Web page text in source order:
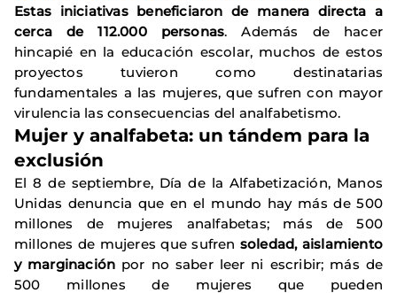
Estas iniciativas beneficiaron de manera directa a
cerca de 112.000 personas. Además de hacer
hincapié en la educación escolar, muchos de estos
proyectos tuvieron como destinatarias
fundamentales a las mujeres, que sufren con mayor
virulencia las consecuencias del analfabetismo.
Mujer y analfabeta: un tándem para la
exclusión
El 8 de septiembre, Día de la Alfabetización, Manos
Unidas denuncia que en el mundo hay más de 500
millones de mujeres analfabetas; más de 500
millones de mujeres que sufren soledad, aislamiento
y marginación por no saber leer ni escribir; más de
500 millones de mujeres que pueden